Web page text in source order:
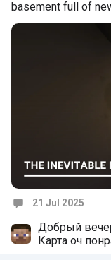
basement full of
21 Jul 2025
Добрый
Карта оч